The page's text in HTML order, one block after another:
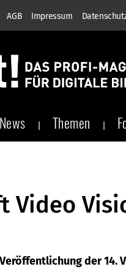
AGB Impressum
News Themen
Video
der 14.